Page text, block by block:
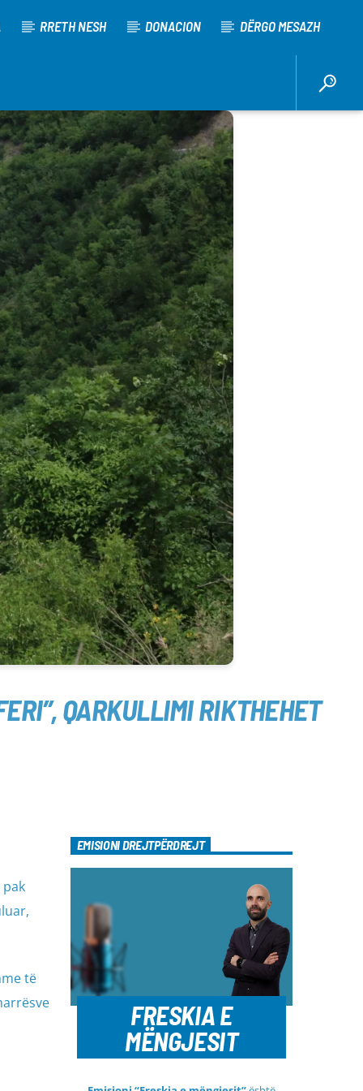
RRETH NESH DONACION DËRGO MESAZH
QARKULLIMI RIKTHEHET
të
EMISIONI DREJTPËRDREJT
FRESKIA E
MËNGJESIT